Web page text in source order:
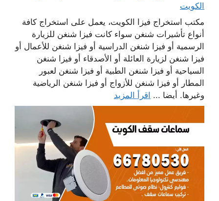
الكويت
مكتب استخراج فيزا الكويت، يعمل على استخراج كافة
أنواع تأشيرات شنغن سواء كانت فيزا شنغن للزيارة
الرسمية أو فيزا شنغن الدراسية أو فيزا شنغن للأعمال أو
فيزا شنغن لزيارة العائلة أو الأصدقاء أو فيزا شنغن
السياحية أو فيزا شنغن الطبية أو فيزا شنغن لعبور
المطار أو فيزا شنغن للأزواج أو فيزا شنغن الرياضية
وغيرها. أيضا ... اقرأ المزيد